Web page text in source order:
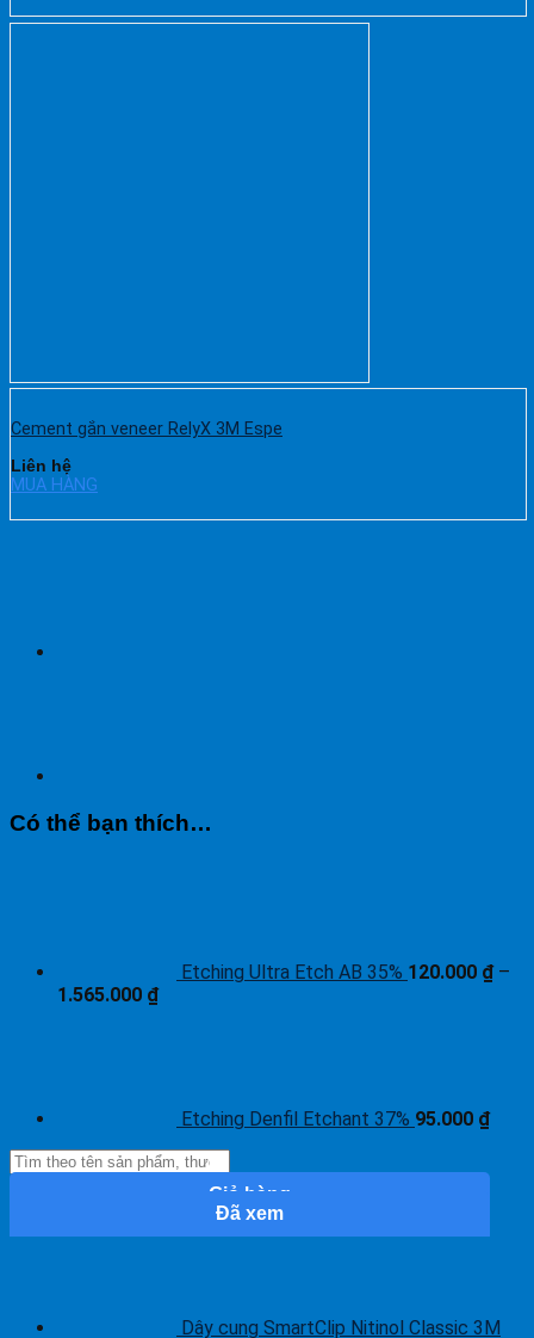
Cement gắn veneer RelyX 3M Espe
Liên hệ
MUA HÀNG
Có thể bạn thích…
Etching Ultra Etch AB 35% 120.000 ₫–
1.565.000 ₫
Etching Denfil Etchant 37% 95.000 ₫
Giỏ hàng
Đã xem
Dây cung SmartClip Nitinol Classic 3M